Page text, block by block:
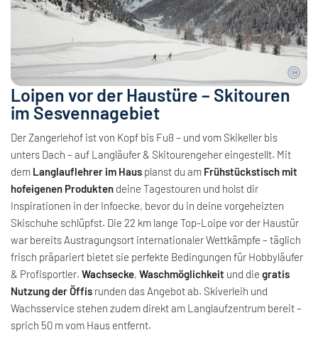
Loipen vor der Haustüre – Skitouren
im Sesvennagebiet
Der Zangerlehof ist von Kopf bis Fuß – und vom Skikeller bis
unters Dach – auf Langläufer & Skitourengeher eingestellt. Mit
dem Langlauflehrer im Haus planst du am Frühstückstisch mit
hofeigenen Produkten deine Tagestouren und holst dir
Inspirationen in der Infoecke, bevor du in deine vorgeheizten
Skischuhe schlüpfst. Die 22 km lange Top-Loipe vor der Haustür
war bereits Austragungsort internationaler Wettkämpfe – täglich
frisch präpariert bietet sie perfekte Bedingungen für Hobbyläufer
& Profisportler. Wachsecke, Waschmöglichkeit und die gratis
Nutzung der Öffis runden das Angebot ab. Skiverleih und
Wachsservice stehen zudem direkt am Langlaufzentrum bereit –
sprich 50 m vom Haus entfernt.